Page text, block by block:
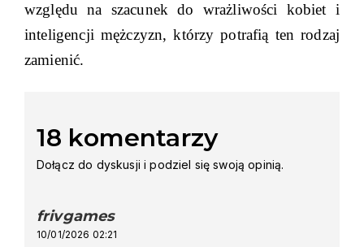
względu na szacunek do wrażliwości kobiet i
inteligencji mężczyzn, którzy potrafią ten rodzaj
zamienić.
18 komentarzy
Dołącz do dyskusji i podziel się swoją opinią.
frivgamessays:
10/01/2026 02:21